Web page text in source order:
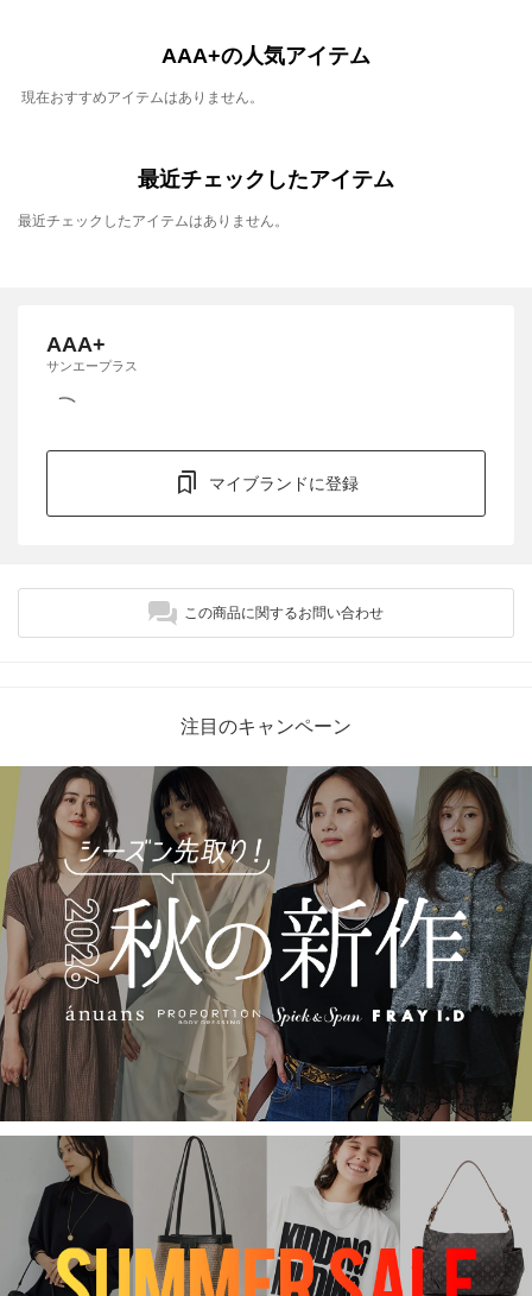
AAA+の人気アイテム
現在おすすめアイテムはありません。
最近チェックしたアイテム
最近チェックしたアイテムはありません。
AAA+
サンエープラス
マイブランドに登録
この商品に関するお問い合わせ
注目のキャンペーン